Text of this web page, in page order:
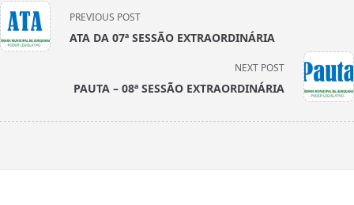
<span
class="nav-
subtitle
PREVIOUS POST
ATA DA 07ª SESSÃO EXTRAORDINÁRIA
NEXT POST
PAUTA – 08ª SESSÃO EXTRAORDINÁRIA